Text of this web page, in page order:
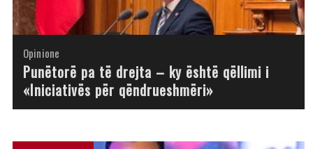
Opinione
Opinione
Punëtorë pa të drejta – ky është qëllimi i
«Iniciativës për qëndrueshmëri»
Opinione
Opinione
Opinione
Opinione
Opinione
Opinione